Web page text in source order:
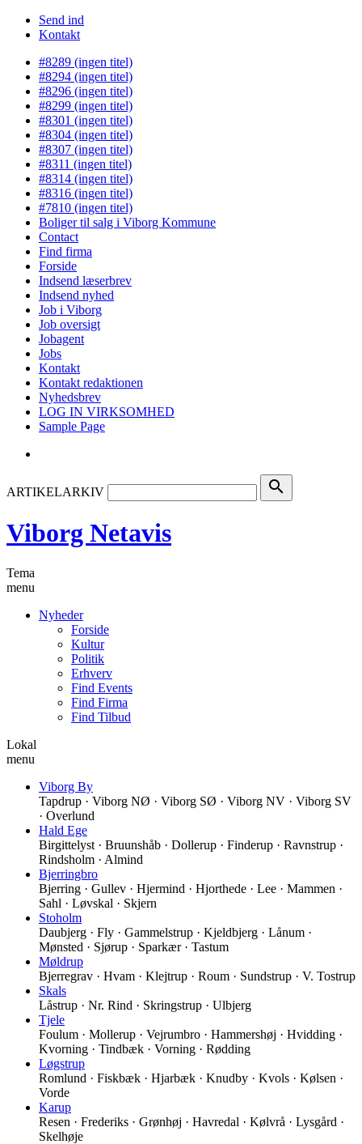
Send ind
Kontakt
#8289 (ingen titel)
#8294 (ingen titel)
#8296 (ingen titel)
#8299 (ingen titel)
#8301 (ingen titel)
#8304 (ingen titel)
#8307 (ingen titel)
#8311 (ingen titel)
#8314 (ingen titel)
#8316 (ingen titel)
#7810 (ingen titel)
Boliger til salg i Viborg Kommune
Contact
Find firma
Forside
Indsend læserbrev
Indsend nyhed
Job i Viborg
Job oversigt
Jobagent
Jobs
Kontakt
Kontakt redaktionen
Nyhedsbrev
LOG IN VIRKSOMHED
Sample Page
ARTIKELARKIV search
Viborg Netavis
Tema
menu
Nyheder
Forside
Kultur
Politik
Erhverv
Find Events
Find Firma
Find Tilbud
Lokal
menu
Viborg By
Tapdrup · Viborg NØ · Viborg SØ · Viborg NV · Viborg SV
· Overlund
Hald Ege
Birgittelyst · Bruunshåb · Dollerup · Finderup · Ravnstrup ·
Rindsholm · Almind
Bjerringbro
Bjerring · Gullev · Hjermind · Hjorthede · Lee · Mammen ·
Sahl · Løvskal · Skjern
Stoholm
Daubjerg · Fly · Gammelstrup · Kjeldbjerg · Lånum ·
Mønsted · Sjørup · Sparkær · Tastum
Møldrup
Bjerregrav · Hvam · Klejtrup · Roum · Sundstrup · V. Tostrup
Skals
Låstrup · Nr. Rind · Skringstrup · Ulbjerg
Tjele
Foulum · Mollerup · Vejrumbro · Hammershøj · Hvidding ·
Kvorning · Tindbæk · Vorning · Rødding
Løgstrup
Romlund · Fiskbæk · Hjarbæk · Knudby · Kvols · Kølsen ·
Vorde
Karup
Resen · Frederiks · Grønhøj · Havredal · Kølvrå · Lysgård ·
Skelhøje